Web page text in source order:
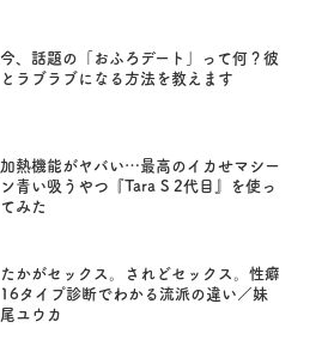
今、話題の「おふろデート」って何？彼
とラブラブになる方法を教えます
加熱機能がヤバい…最高のイカせマシー
ン青い吸うやつ『Tara S 2代目』を使っ
てみた
たかがセックス。されどセックス。性癖
16タイプ診断でわかる流派の違い／妹
尾ユウカ